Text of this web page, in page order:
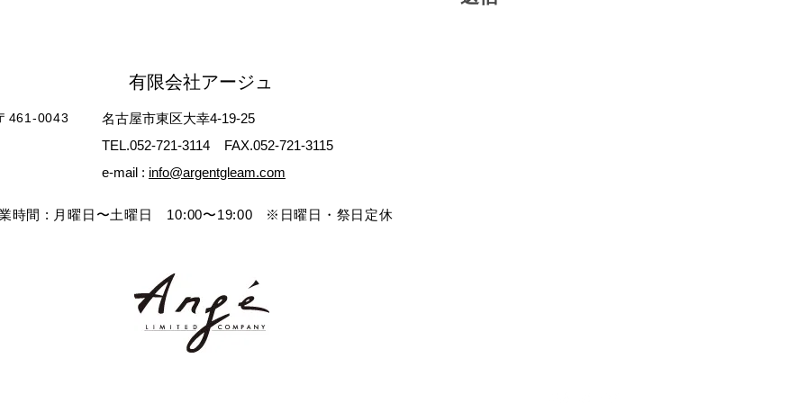
有限会社アージュ
461-0043
名古屋市東区大幸4-19-25
TEL.052-721-3114 FAX.052-721-3115
e-mail : info@argentgleam.com
時間 : 月曜日〜土曜日 10:00〜19:00 ※日曜日・祭日定休